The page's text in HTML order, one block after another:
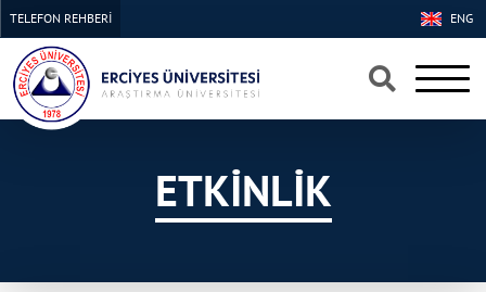
×
×
ENG
TELEFON REHBERİ
ETKİNLİK